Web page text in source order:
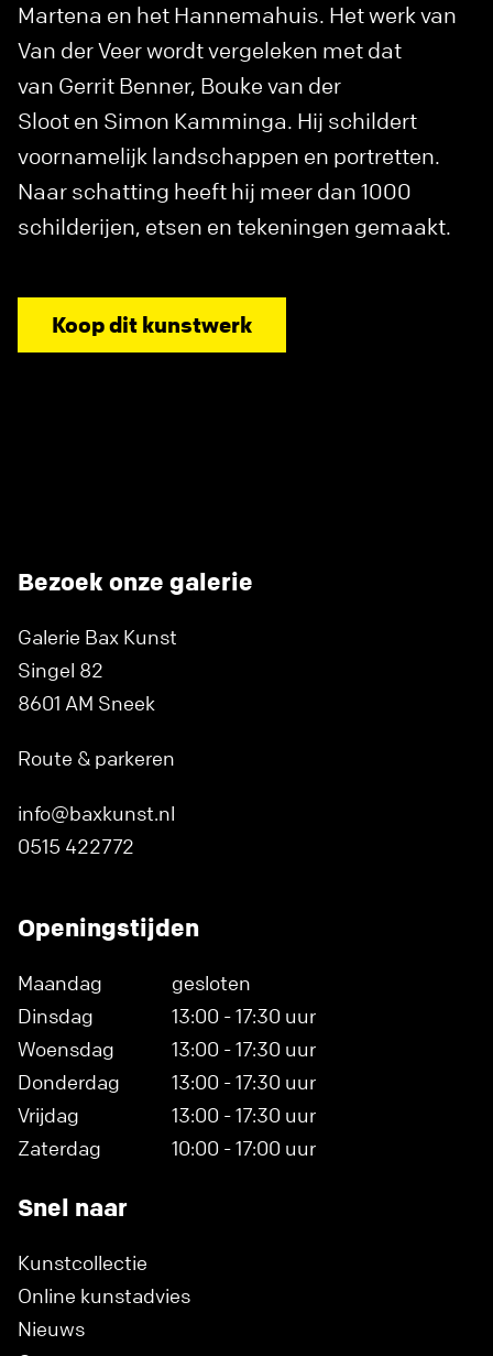
Martena en het Hannemahuis. Het werk van
Van der Veer wordt vergeleken met dat
van Gerrit Benner, Bouke van der
Sloot en Simon Kamminga. Hij schildert
voornamelijk landschappen en portretten.
Naar schatting heeft hij meer dan 1000
schilderijen, etsen en tekeningen gemaakt.
Koop dit kunstwerk
Bezoek onze galerie
Galerie Bax Kunst
Singel 82
8601 AM Sneek
Route & parkeren
info@baxkunst.nl
0515 422772
Openingstijden
Maandag
gesloten
Dinsdag
13:00 - 17:30 uur
Woensdag
13:00 - 17:30 uur
Donderdag
13:00 - 17:30 uur
Vrijdag
13:00 - 17:30 uur
Zaterdag
10:00 - 17:00 uur
Snel naar
Kunstcollectie
Online kunstadvies
Nieuws